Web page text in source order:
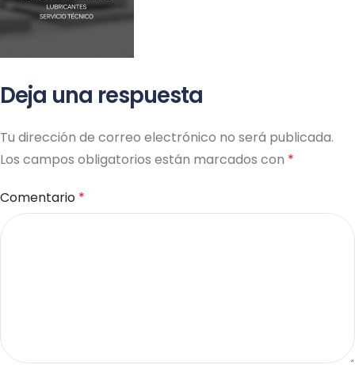
Deja una respuesta
Tu dirección de correo electrónico no será publicada.
Los campos obligatorios están marcados con *
Comentario *